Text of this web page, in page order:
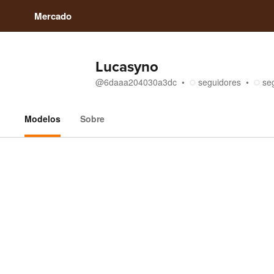
Mercado
Lucasyno
@6daaa204030a3dc seguidores
Modelos Sobre